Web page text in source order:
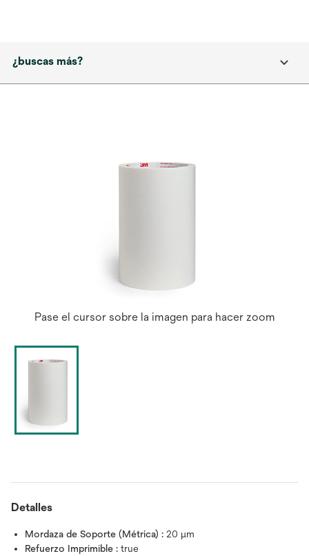
¿buscas más?
Pase el cursor sobre la imagen para hacer zoom
Detalles
Mordaza de Soporte (Métrica) : 20 μm
Refuerzo Imprimible : true